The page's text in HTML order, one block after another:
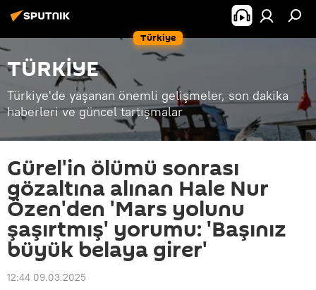
Türkiye
TÜRKİYE
Türkiye'de yaşanan önemli gelişmeler, son dakika
haberleri ve güncel tartışmalar
Gürel'in ölümü sonrası
gözaltına alınan Hale Nur
Özen'den 'Mars yolunu
şaşırtmış' yorumu: 'Başınız
büyük belaya girer'
12:44 09.03.2025